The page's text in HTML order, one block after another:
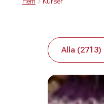
Alla (2713)